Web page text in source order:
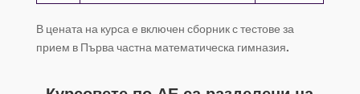
В цената на курса е включен сборник с тестове за
прием в Първа частна математическа гимназия.